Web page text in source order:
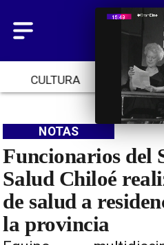
CULTURA
Funcionarios del
Salud Chiloé
de salud a
la provincia
NOTAS